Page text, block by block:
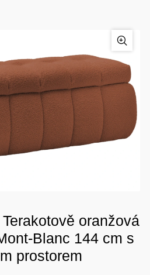
oranžová
Blanc 144 cm s
prostorem